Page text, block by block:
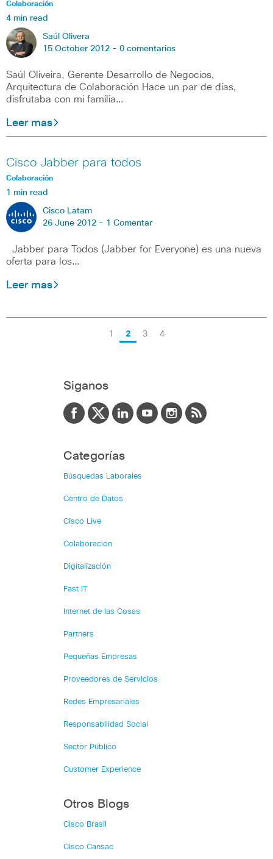
Colaboración
4 min read
Saúl Olivera
15 October 2012 - 0 comentarios
Saúl Oliveira, Gerente Desarrollo de Negocios,
Arquitectura de Colaboración Hace un par de días,
disfrutaba con mi familia…
Leer mas
Cisco Jabber para todos
Colaboración
1 min read
Cisco Latam
26 June 2012 - 1 Comentar
Jabber para Todos (Jabber for Everyone) es una nueva
oferta para los…
Leer mas
1 2 3 4
Siganos
Categorías
Búsquedas Laborales
Centro de Datos
Cisco Live
Colaboración
Digitalización
Fast IT
Internet de las Cosas
Partners
Pequeñas Empresas
Proveedores de Servicios
Redes Empresariales
Responsabilidad Social
Sector Público
Customer Experience
Otros Blogs
Cisco Brasil
Cisco Cansac